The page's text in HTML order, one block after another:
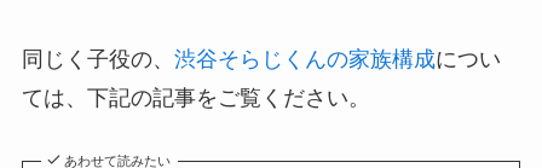
同じく子役の、 渋谷そらじくんの家族構成につい
ては、下記の記事をご覧ください。
あわせて読みたい